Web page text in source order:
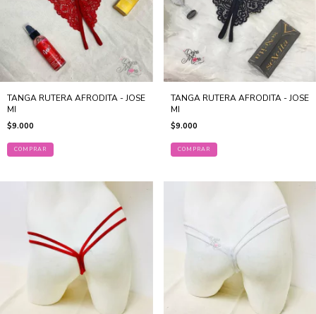
TANGA RUTERA AFRODITA - JOSE
MI
$9.000
COMPRAR
TANGA RUTERA AFRODITA - JOSE
MI
$9.000
COMPRAR